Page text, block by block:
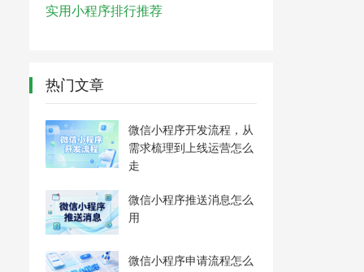
实用小程序排行推荐
热门文章
微信小程序开发流程，从
需求梳理到上线运营怎么
走
微信小程序推送消息怎么
用
微信小程序申请流程怎么